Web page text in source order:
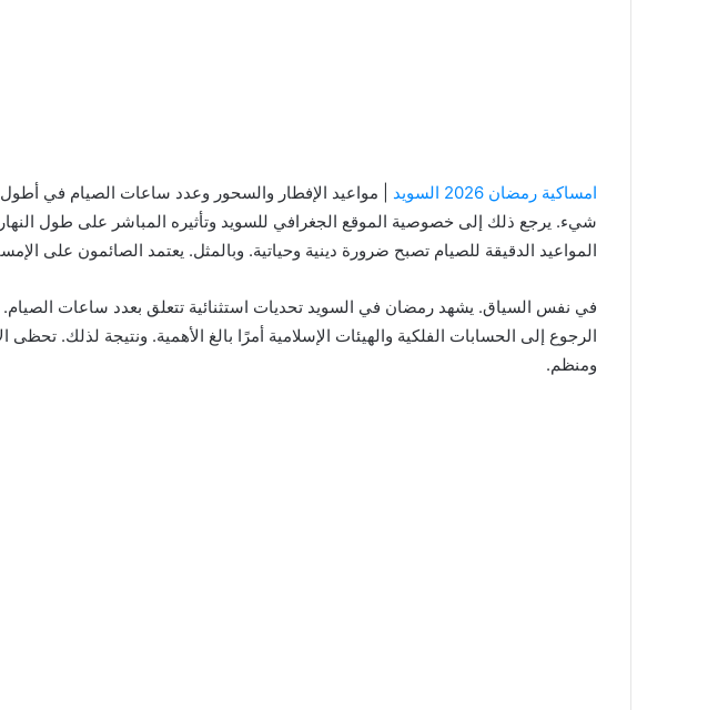
امساكية رمضان 2026 السويد
| مواعيد الإفطار والسحور وعدد ساعات الصيام في
شيء. يرجع ذلك إلى خصوصية الموقع الجغرافي للسويد وتأثيره المباشر على طول النهار.
المواعيد الدقيقة للصيام تصبح ضرورة دينية وحياتية. وبالمثل. يعتمد الصائمون على
في نفس السياق. يشهد رمضان في السويد تحديات استثنائية تتعلق بعدد ساعات
الرجوع إلى الحسابات الفلكية والهيئات الإسلامية أمرًا بالغ الأهمية. ونتيجة لذلك.
ومنظم.